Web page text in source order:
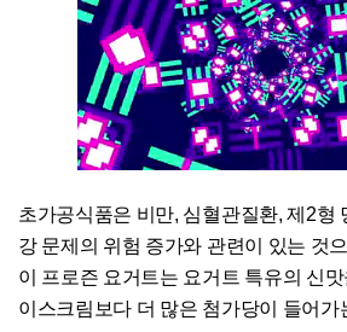
초가공식품은 비만, 심혈관질환, 제2형
강 문제의 위험 증가와 관련이 있는 것
이 프로즌 요거트는 요거트 특유의 신
이스크림보다 더 많은 첨가당이 들어가